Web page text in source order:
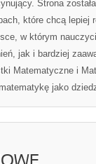
Strona
które chcą lepiej
w którym
jak i bardziej
Matematyczne i
jako